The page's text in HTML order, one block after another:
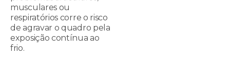
musculares ou
respiratórios corre o risco
de agravar o quadro pela
exposição contínua ao
frio.